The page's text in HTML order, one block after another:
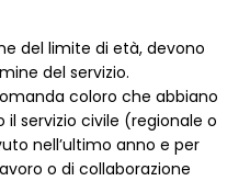
del limite di età, devono
del servizio.
coloro che abbiano
servizio civile (regionale o
nell’ultimo anno e per
o di collaborazione